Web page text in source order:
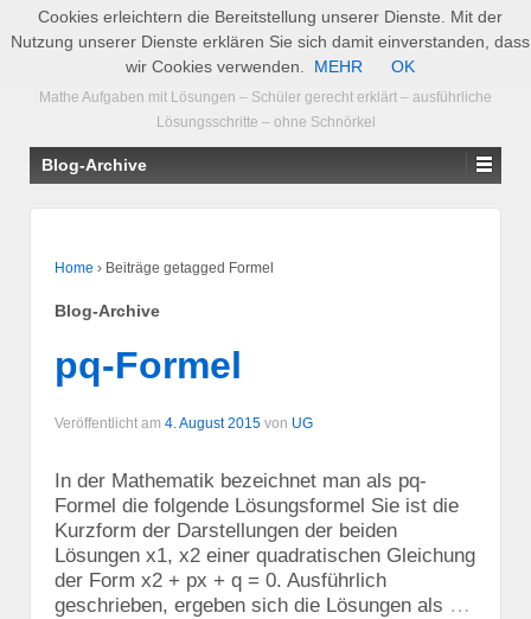
Supremum.de
Mathe Aufgaben mit Lösungen – Schüler gerecht erklärt – ausführliche
Lösungsschritte – ohne Schnörkel
Blog-Archive
Home › Beiträge getagged Formel
Blog-Archive
pq-Formel
Veröffentlicht am 4. August 2015 von UG
In der Mathematik bezeichnet man als pq-
Formel die folgende Lösungsformel Sie ist die
Kurzform der Darstellungen der beiden
Lösungen x1, x2 einer quadratischen Gleichung
der Form x2 + px + q = 0. Ausführlich
geschrieben, ergeben sich die Lösungen als …
Cookies erleichtern die Bereitstellung unserer Dienste. Mit der
Nutzung unserer Dienste erklären Sie sich damit einverstanden, dass
wir Cookies verwenden.
MEHR OK